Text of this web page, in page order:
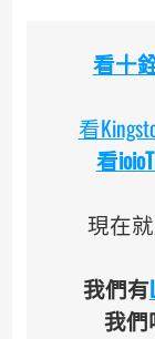
看十
看
看
現在就
我們有
我們